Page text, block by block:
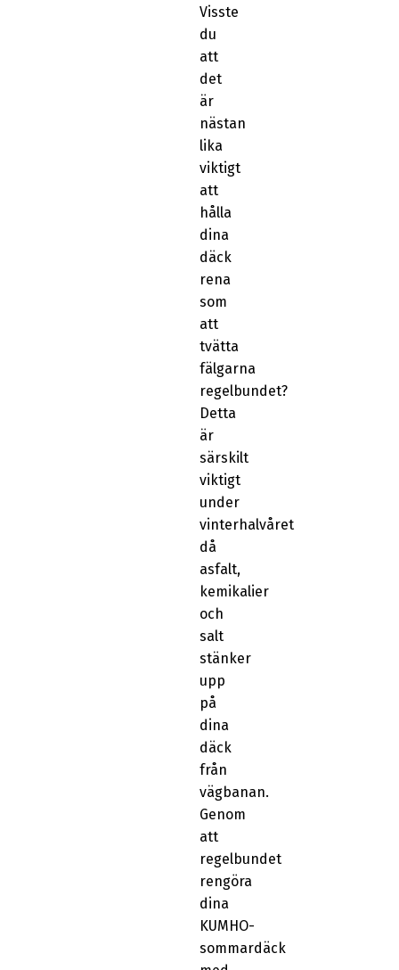
Visste
du
att
det
är
nästan
lika
viktigt
att
hålla
dina
däck
rena
som
att
tvätta
fälgarna
regelbundet?
Detta
är
särskilt
viktigt
under
vinterhalvåret
då
asfalt,
kemikalier
och
salt
stänker
upp
på
dina
däck
från
vägbanan.
Genom
att
regelbundet
rengöra
dina
KUMHO-
sommardäck